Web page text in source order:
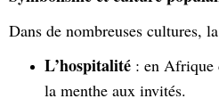
Dans de nombreuses cultures,
L’hospitalité : en Afrique
la menthe aux invités.